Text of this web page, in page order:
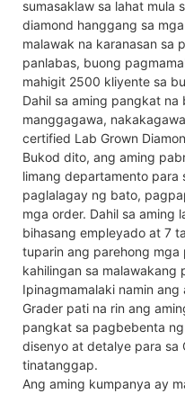
sumasaklaw sa lahat mula
diamond hanggang sa
malawak na karanasan sa
panlabas, buong
mahigit 2500 kliyente sa
Dahil sa aming pangkat
manggagawa,
certified Lab Grown
Bukod dito, ang aming
limang departamento para
paglalagay ng bato,
mga order. Dahil sa aming
bihasang empleyado at 7
tuparin ang parehong mga
kahilingan sa malawakang
Ipinagmamalaki namin ang
Grader pati na rin ang
pangkat sa pagbebenta
disenyo at detalye para sa
tinatanggap.
Ang aming kumpanya ay